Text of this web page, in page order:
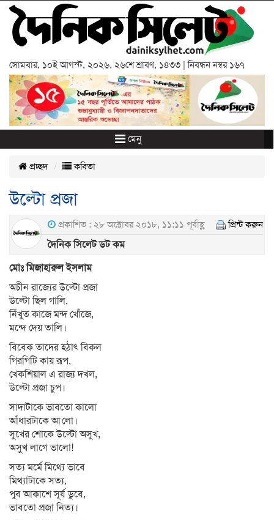
সোমবার, ১০ই আগস্ট, ২০২৬, ২৬শে শ্রাবণ, ১৪৩৩ | নিবন্ধন নম্বর ১৬৭
মেনু
প্রচ্ছদ কবিতা
উল্টো প্রজা
প্রকাশিত : ২৮ অক্টোবর ২০১৮, ১১:১১ পূর্বাহ্ণ প্রিন্ট করুন
দৈনিক সিলেট ডট কম
মোঃ মিজাহারুল ইসলাম
অচীন রাজ্যের উল্টো প্রজা
উল্টো ছিল গালি,
নিঁখুত কাজে মন্দ খোঁজে,
মন্দে দেয় তালি।
বিবেক তাদের হঠাৎ বিকল
গিরগিটি কায় রূপ,
খেকশিয়াল এ রাজ্য দখল,
উল্টো প্রজা চুপ।
সাদাটাকে ভাবতো কালো
আঁধারটাকে আলো।
সুখের শোকে উল্টো অসুখ,
অসুখ লাগে ভালো!
সত্য মর্মে মিথ্যে ভাবে
মিথ্যাটাকে সত্য,
পুব আকাশে সূর্য ডুবে,
ভাবতো প্রজা নিত্য।